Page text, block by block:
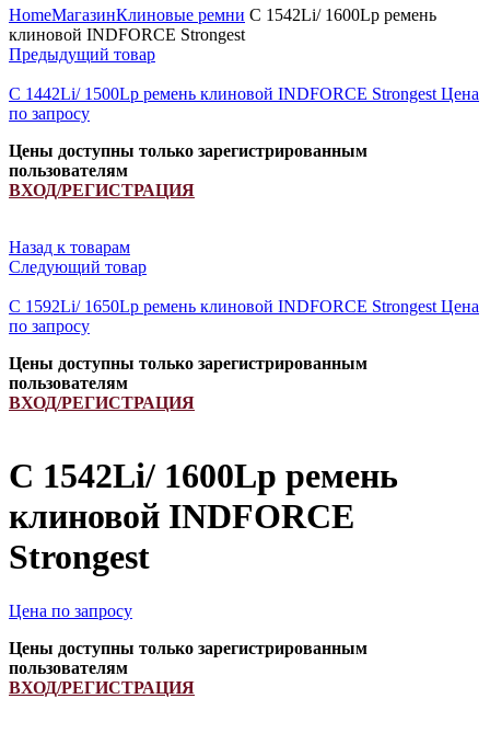
HomeМагазинКлиновые ремни C 1542Li/ 1600Lp ремень
клиновой INDFORCE Strongest
Предыдущий товар
C 1442Li/ 1500Lp ремень клиновой INDFORCE Strongest Цена
по запросу
Цены доступны только зарегистрированным
пользователям
ВХОД/РЕГИСТРАЦИЯ
Назад к товарам
Следующий товар
C 1592Li/ 1650Lp ремень клиновой INDFORCE Strongest Цена
по запросу
Цены доступны только зарегистрированным
пользователям
ВХОД/РЕГИСТРАЦИЯ
C 1542Li/ 1600Lp ремень
клиновой INDFORCE
Strongest
Цена по запросу
Цены доступны только зарегистрированным
пользователям
ВХОД/РЕГИСТРАЦИЯ